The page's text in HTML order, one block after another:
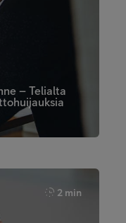
– Telialta
2 min